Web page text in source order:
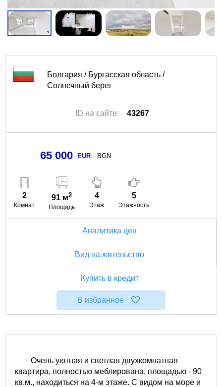
Болгария / Бургасская область /
Солнечный берег
43267
ID на сайте:
65 000 EUR BGN
2
Комнат
91 м2
Площадь
4
Этаж
5
Этажность
Аналитика цен
Вид на жительство
Купить в кредит
В избранное
Очень уютная и светлая двухкомнатная
квартира, полностью меблирована, площадью - 90
кв.м., находиться на 4-м этаже. С видом на море и